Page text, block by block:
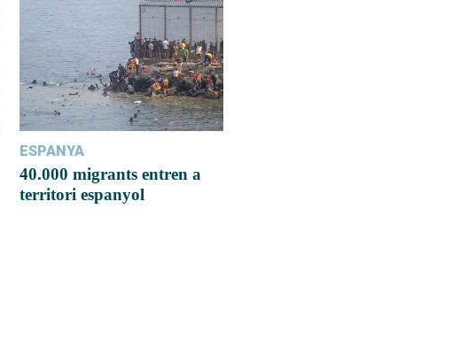
ESPANYA
40.000 migrants entren a
territori espanyol